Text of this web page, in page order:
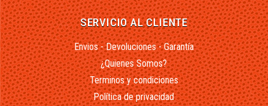
SERVICIO AL CLIENTE
Envios - Devoluciones - Garantía
¿Quienes Somos?
Terminos y condiciones
Política de privacidad